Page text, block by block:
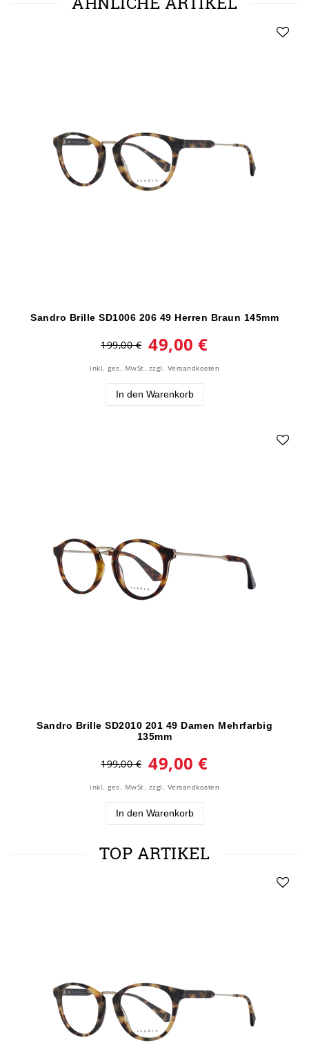
Sandro Brille SD1006 206 49 Herren Braun 145mm
199,00 € 49,00 €
inkl. ges. MwSt. zzgl. Versandkosten
In den Warenkorb
Sandro Brille SD2010 201 49 Damen Mehrfarbig
135mm
199,00 € 49,00 €
inkl. ges. MwSt. zzgl. Versandkosten
In den Warenkorb
TOP ARTIKEL